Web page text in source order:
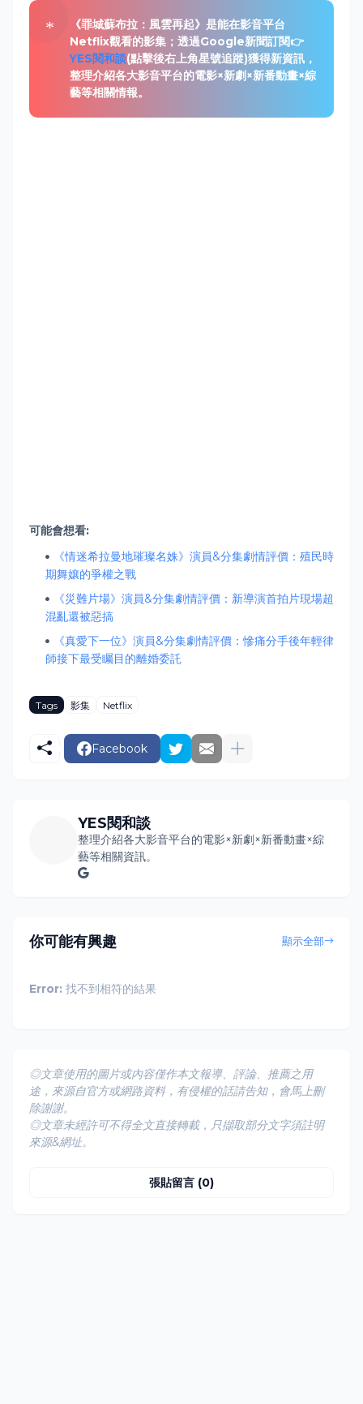
《罪城蘇布拉：風雲再起》是能在影音平台
Netflix觀看的影集；透過Google新聞訂閱👉
YES閱和談(點擊後右上角星號追蹤)獲得新資訊，
整理介紹各大影音平台的電影×新劇×新番動畫×綜
藝等相關情報。
可能會想看:
《情迷希拉曼地璀璨名姝》演員&分集劇情評價：殖民時
期舞孃的爭權之戰
《災難片場》演員&分集劇情評價：新導演首拍片現場超
混亂還被惡搞
《真愛下一位》演員&分集劇情評價：慘痛分手後年輕律
師接下最受矚目的離婚委託
Tags 影集 Netflix
Facebook
YES閱和談
整理介紹各大影音平台的電影×新劇×新番動畫×綜
藝等相關資訊。
你可能有興趣 顯示全部
Error: 找不到相符的結果
◎文章使用的圖片或內容僅作本文報導、評論、推薦之用
途，來源自官方或網路資料，有侵權的話請告知，會馬上刪
除謝謝。
◎文章未經許可不得全文直接轉載，只擷取部分文字須註明
來源&網址。
張貼留言 (0)